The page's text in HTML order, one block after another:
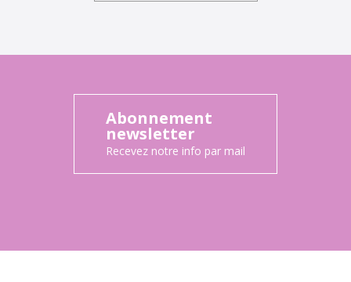
Abonnement
newsletter
Recevez notre info par mail